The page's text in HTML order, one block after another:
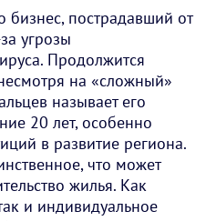
бизнес, пострадавший от
угрозы
Продолжится
на «сложный»
называет его
20 лет, особенно
в развитие региона.
что может
жилья. Как
и индивидуальное